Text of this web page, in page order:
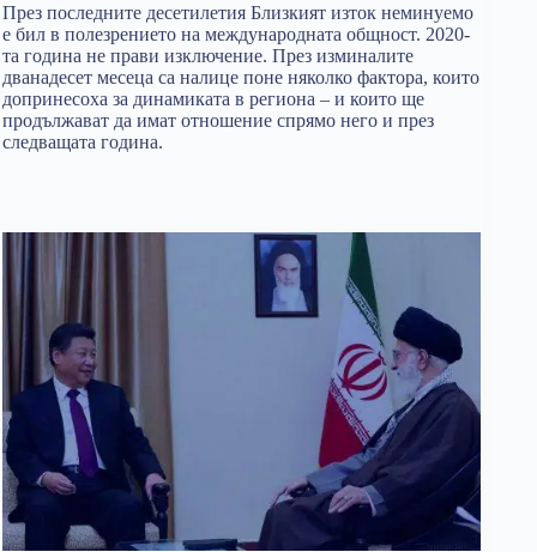
През последните десетилетия Близкият изток неминуемо
е бил в полезрението на международната общност. 2020-
та година не прави изключение. През изминалите
дванадесет месеца са налице поне няколко фактора, които
допринесоха за динамиката в региона – и които ще
продължават да имат отношение спрямо него и през
следващата година.